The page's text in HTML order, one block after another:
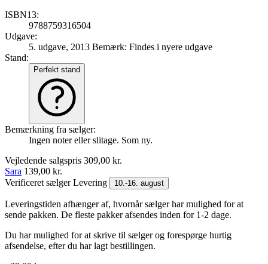
ISBN13:
9788759316504
Udgave:
5. udgave, 2013 Bemærk: Findes i nyere udgave
Stand:
Perfekt stand
Bemærkning fra sælger:
Ingen noter eller slitage. Som ny.
Vejledende salgspris 309,00 kr.
Sara 139,00 kr.
Verificeret sælgerLevering 10.-16. august
Leveringstiden afhænger af, hvornår sælger har mulighed for at
sende pakken. De fleste pakker afsendes inden for 1-2 dage.
Du har mulighed for at skrive til sælger og forespørge hurtig
afsendelse, efter du har lagt bestillingen.